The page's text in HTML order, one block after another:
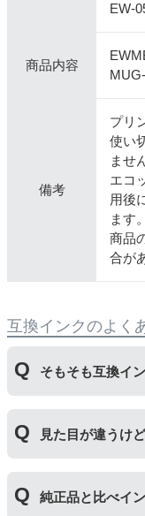
EW-
商品内容
備考
プリ
使い
ませ
エコ
用後
ます。
商品
合が
互換インクのよく
そもそも互換イ
いる互換品です
われます。開発
見た目が違うけ
いる互換品です
純正品と比べイ